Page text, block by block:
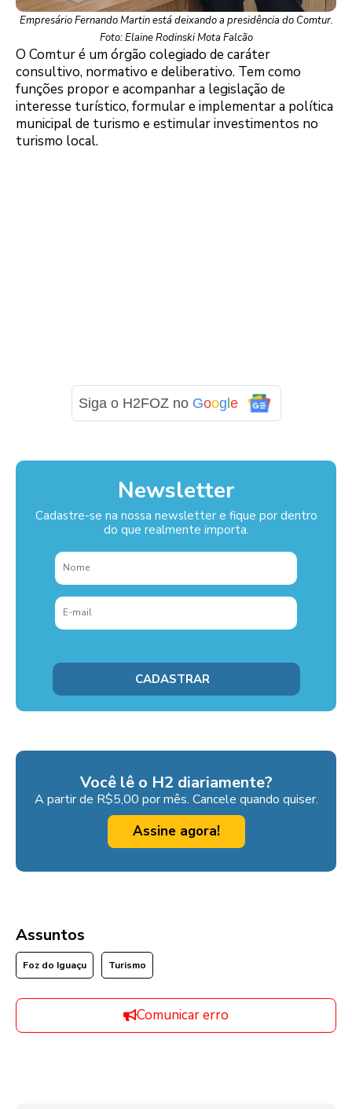
Empresário Fernando Martin está deixando a presidência do Comtur.
Foto: Elaine Rodinski Mota Falcão
O Comtur é um órgão colegiado de caráter
consultivo, normativo e deliberativo. Tem como
funções propor e acompanhar a legislação de
interesse turístico, formular e implementar a política
municipal de turismo e estimular investimentos no
turismo local.
Siga o H2FOZ no Goog e
Newsletter
Cadastre-se na nossa newsletter e fique por dentro
do que realmente importa.
Você lê o H2 diariamente?
A partir de R$5,00 por mês. Cancele quando quiser.
Assine agora!
Assuntos
Foz do Iguaçu Turismo
Comunicar erro